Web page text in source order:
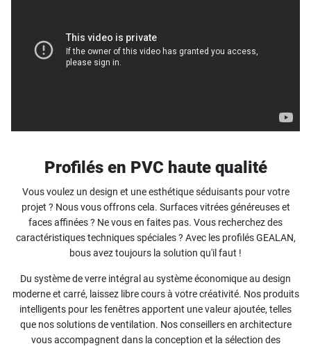
Profilés en PVC haute qualité
Vous voulez un design et une esthétique séduisants pour votre
projet ? Nous vous offrons cela. Surfaces vitrées généreuses et
faces affinées ? Ne vous en faites pas. Vous recherchez des
caractéristiques techniques spéciales ? Avec les profilés GEALAN,
bous avez toujours la solution qu'il faut !
Du système de verre intégral au système économique au design
moderne et carré, laissez libre cours à votre créativité. Nos produits
intelligents pour les fenêtres apportent une valeur ajoutée, telles
que nos solutions de ventilation. Nos conseillers en architecture
vous accompagnent dans la conception et la sélection des